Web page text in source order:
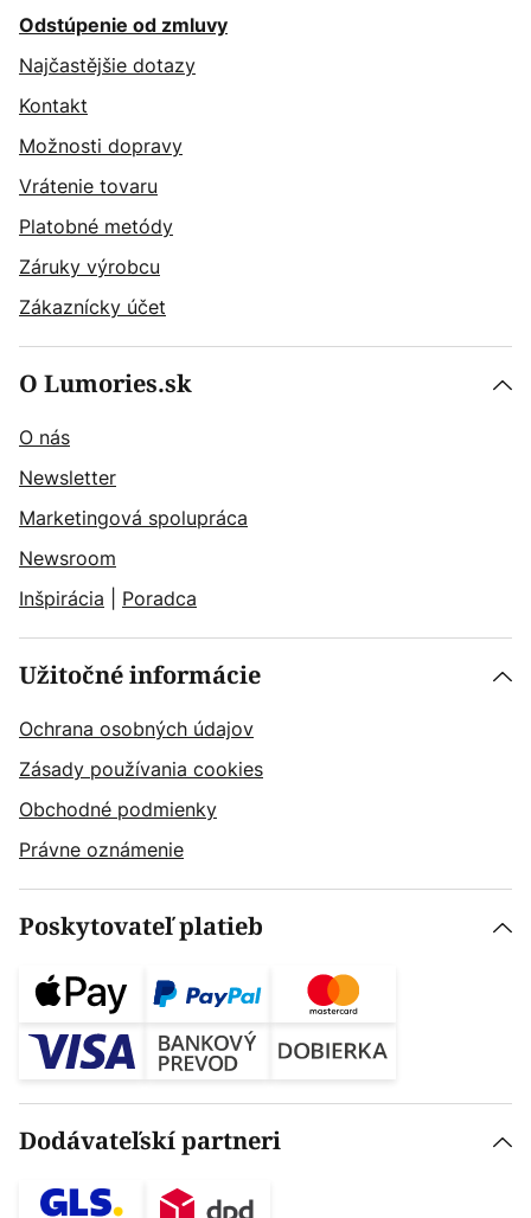
Odstúpenie od zmluvy
Najčastějšie dotazy
Kontakt
Možnosti dopravy
Vrátenie tovaru
Platobné metódy
Záruky výrobcu
Zákaznícky účet
O Lumories.sk
O nás
Newsletter
Marketingová spolupráca
Newsroom
Inšpirácia
Poradca
Užitočné informácie
Ochrana osobných údajov
Zásady používania cookies
Obchodné podmienky
Právne oznámenie
Poskytovateľ platieb
Dodávateľskí partneri